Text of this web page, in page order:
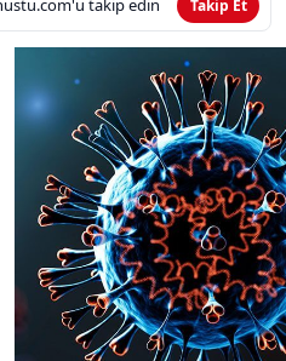
takip edin Takip Et